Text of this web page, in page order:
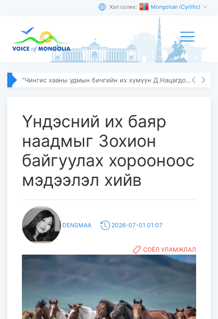
Хэл солих: Mongolian (Cyrillic)
“Чингис хааны удмын бичгийн их хүмүүн Д.Нацагдорж” олон улсын эрдэм шинжилгээний хурал болов
Үндэсний их баяр
наадмыг Зохион
байгуулах хорооноос
мэдээлэл хийв
DENSMAA 2026-07-01 01:07
СОЁЛ УЛАМЖЛАЛ